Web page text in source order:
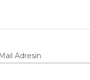
Mail Adresin